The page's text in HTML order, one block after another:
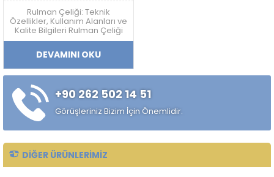
Rulman Çeliği: Teknik
Özellikler, Kullanım Alanları ve
Kalite Bilgileri Rulman Çeliği
Nedir? Rulman çeliği; yüksek
sertlik, aşınma dayanımı,
yorulma direnci ve boyutsal
kararlılık gerektiren
uygulamalarda kullanılan
yüksek karbonlu krom
alaşımlı özel çelik türüdür.
Özellikle rulman, bilya,
makaralı rulman elemanları,
DEVAMINI OKU
+90 262 502 14 51
Görüşleriniz Bizim İçin Önemlidir.
DIĞER ÜRÜNLERIMIZ